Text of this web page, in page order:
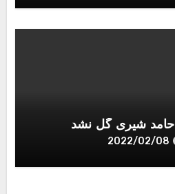
حامد شیری گل نشد
2022/02/08